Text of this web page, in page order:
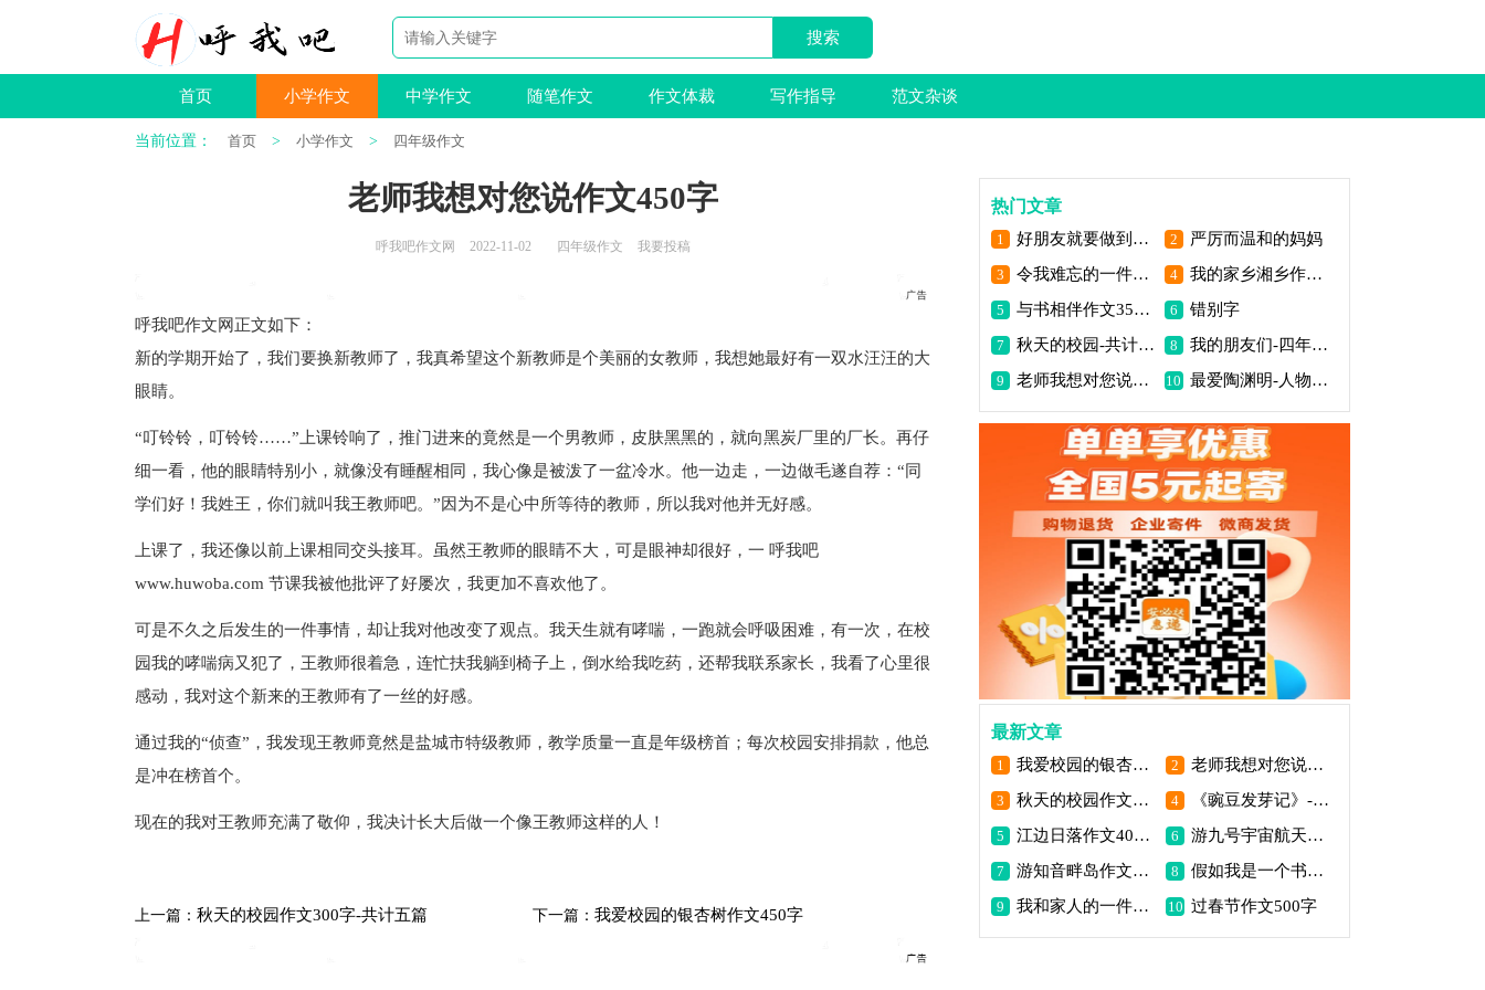
首页 小学作文 中学作文 随笔作文 作文体裁 写作指导 范文杂谈
当前位置： 首页 > 小学作文 > 四年级作文
老师我想对您说作文450字
呼我吧作文网 2022-11-02 四年级作文 我要投稿
呼我吧作文网 正文如下 ：
新的学期开始了，我们要换新教师了，我真希望这个新教师是个美丽的女教师，我想她最好有一双水汪汪的大
眼睛。
“叮铃铃，叮铃铃……”上课铃响了，推门进来的竟然是一个男教师，皮肤黑黑的，就向黑炭厂里的厂长。再仔
细一看，他的眼睛特别小，就像没有睡醒相同，我心像是被泼了一盆冷水。他一边走，一边做毛遂自荐：“同
学们好！我姓王，你们就叫我王教师吧。”因为不是心中所等待的教师，所以我对他并无好感。
上课了，我还像以前上课相同交头接耳。虽然王教师的眼睛不大，可是眼神却很好，一 呼我吧
www.huwoba.com 节课我被他批评了好屡次，我更加不喜欢他了。
可是不久之后发生的一件事情，却让我对他改变了观点。我天生就有哮喘，一跑就会呼吸困难，有一次，在校
园我的哮喘病又犯了，王教师很着急，连忙扶我躺到椅子上，倒水给我吃药，还帮我联系家长，我看了心里很
感动，我对这个新来的王教师有了一丝的好感。
通过我的“侦查”，我发现王教师竟然是盐城市特级教师，教学质量一直是年级榜首；每次校园安排捐款，他总
是冲在榜首个。
现在的我对王教师充满了敬仰，我决计长大后做一个像王教师这样的人！
上一篇： 秋天的校园作文300字-共计五篇 下一篇： 我爱校园的银杏树作文450字
热门文章
1 好朋友就要做到底-童话作文 2 严厉而温和的妈妈
3 令我难忘的一件事作文450字 4 我的家乡湘乡作文350字
5 与书相伴作文350字 6 错别字
7 秋天的校园-共计五篇-秋天的学校 8 我的朋友们-四年级写人作文550字
9 老师我想对您说作文450字 10 最爱陶渊明-人物作文500字
最新文章
1 我爱校园的银杏树作文450字 2 老师我想对您说作文450字
3 秋天的校园作文300字-共计五篇 4 《豌豆发芽记》-小学生日记作文550字
5 江边日落作文400字 6 游九号宇宙航天探索中心作文600字
7 游知音畔岛作文800字 8 假如我是一个书包作文600字
9 我和家人的一件事作文500字 10 过春节作文500字